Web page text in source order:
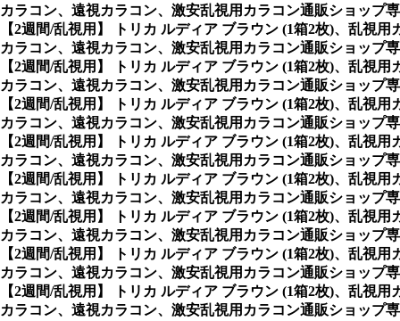
カラコン、遠視カラコン、激安乱視用カラコン通販ショップ
【2週間/乱視用】 トリカ ルディア ブラウン (1箱2枚)、乱視
カラコン、遠視カラコン、激安乱視用カラコン通販ショップ
【2週間/乱視用】 トリカ ルディア ブラウン (1箱2枚)、乱視
カラコン、遠視カラコン、激安乱視用カラコン通販ショップ
【2週間/乱視用】 トリカ ルディア ブラウン (1箱2枚)、乱視
カラコン、遠視カラコン、激安乱視用カラコン通販ショップ
【2週間/乱視用】 トリカ ルディア ブラウン (1箱2枚)、乱視
カラコン、遠視カラコン、激安乱視用カラコン通販ショップ
【2週間/乱視用】 トリカ ルディア ブラウン (1箱2枚)、乱視
カラコン、遠視カラコン、激安乱視用カラコン通販ショップ
【2週間/乱視用】 トリカ ルディア ブラウン (1箱2枚)、乱視
カラコン、遠視カラコン、激安乱視用カラコン通販ショップ
【2週間/乱視用】 トリカ ルディア ブラウン (1箱2枚)、乱視
カラコン、遠視カラコン、激安乱視用カラコン通販ショップ
【2週間/乱視用】 トリカ ルディア ブラウン (1箱2枚)、乱視
カラコン、遠視カラコン、激安乱視用カラコン通販ショップ専